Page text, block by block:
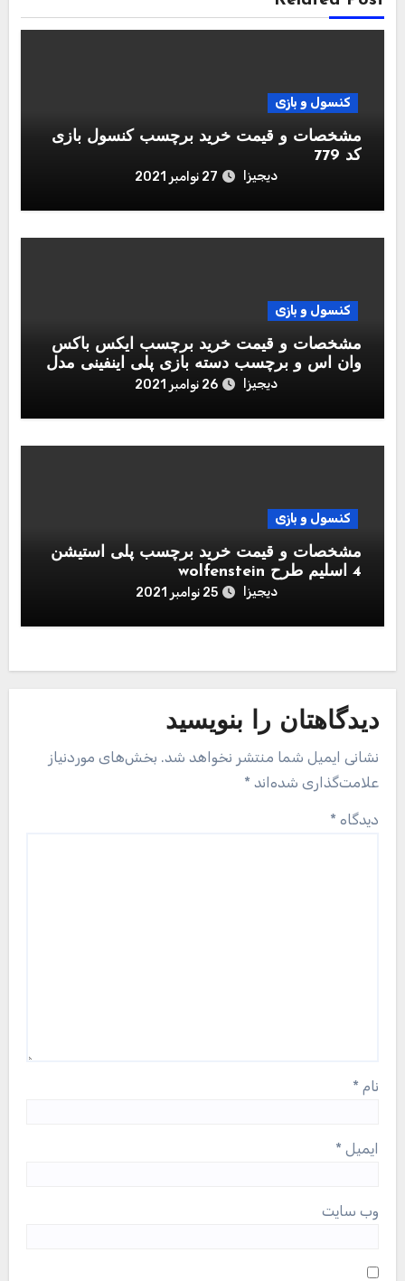
کنسول و بازی
مشخصات و قیمت خرید برچسب کنسول بازی
کد 779
دیجیزا 27 نوامبر 2021
کنسول و بازی
مشخصات و قیمت خرید برچسب ایکس باکس
وان اس و برچسب دسته بازی پلی اینفینی مدل
Call of Duty Black Ops Cold War
دیجیزا 26 نوامبر 2021
کنسول و بازی
مشخصات و قیمت خرید برچسب پلی استیشن
4 اسلیم طرح wolfenstein
دیجیزا 25 نوامبر 2021
دیدگاهتان را بنویسید
نشانی ایمیل شما منتشر نخواهد شد. بخش‌های موردنیاز
علامت‌گذاری شده‌اند *
دیدگاه *
نام *
ایمیل *
وب‌ سایت